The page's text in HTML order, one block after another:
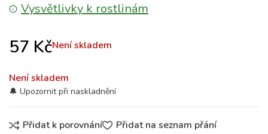
Vysvětlivky k rostlinám
57 KčNení skladem
Není skladem
Přidat k porovnání Přidat na seznam přání